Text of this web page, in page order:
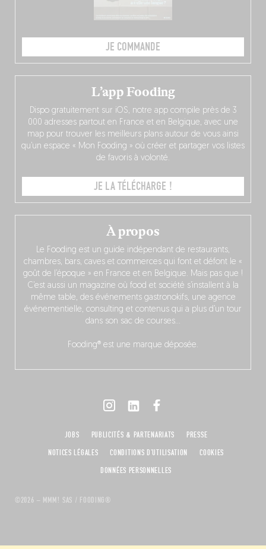
JE COMMANDE
À propos
Le Fooding est un guide indépendant de restaurants,
chambres, bars, caves et commerces qui font et défont le «
goût de l’époque » en France et en Belgique. Mais pas que !
C’est aussi un magazine où food et société s’installent à la
même table, des événements gastronokifs, une agence
événementielle, consulting et contenus qui a plus d’un tour
dans son sac de courses…
Fooding® est une marque déposée.
L’app Fooding
Dispo gratuitement sur iOS, notre app compile près de 3
000 adresses partout en France et en Belgique, avec une
map pour trouver les meilleurs plans autour de vous ainsi
qu’un espace « Mon Fooding » où créer et partager vos listes
de favoris à volonté.
JE LA TÉLÉCHARGE !
©2026 – MMM! SAS / FOODING®
JOBS PUBLICITÉS & PARTENARIATS
PRESSE
NOTICES LÉGALES
CONDITIONS D'UTILISATION
COOKIES
DONNÉES PERSONNELLES